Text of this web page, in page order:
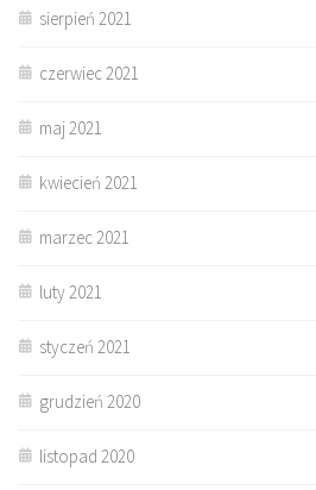
sierpień 2021
czerwiec 2021
maj 2021
kwiecień 2021
marzec 2021
luty 2021
styczeń 2021
grudzień 2020
listopad 2020